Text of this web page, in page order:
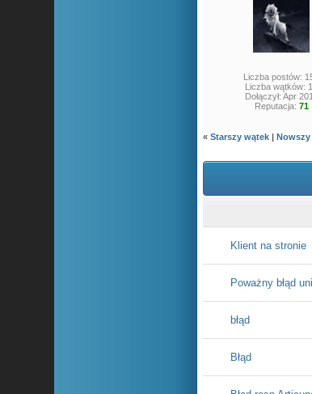
Liczba postów:
Liczba wątków:
Dołączył: Apr
Reputacja: 71
«Starszy wątek |Nowszy
Klient na stronie
Poważny błąd
błąd
Błąd